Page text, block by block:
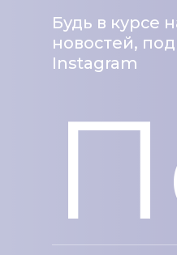
Будь в курсе
новостей,
Instagram